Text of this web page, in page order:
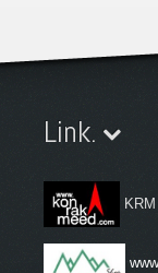
Link.
KRM